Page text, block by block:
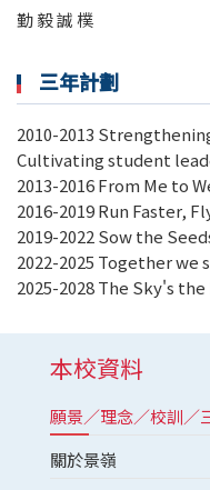
勤 毅 誠 樸
三年計劃
2010-2013
Cultivating student
2013-2016 From Me to
2016-2019 Run Faster,
2019-2022 Sow the
2022-2025 Together we
2025-2028 The Sky's
本校資料
願景／理念／校訓／
關於景嶺